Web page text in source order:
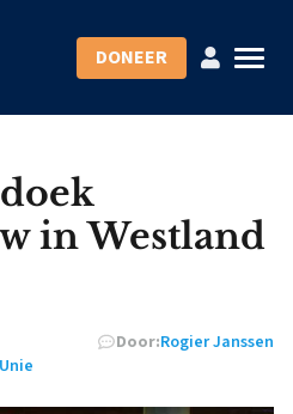
DONEER
in Westland
Door:Rogier Janssen